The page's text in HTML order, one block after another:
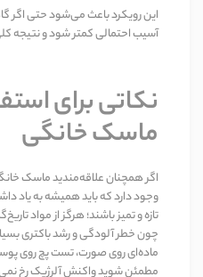
این رویکرد باعث می‌شود حتی اگر
آسیب احتمالی کمتر شود و نتیجه
نکاتی برای
ماسک خانگی
اگر همچنان علاقه‌مندید ماسک
وجود دارد که باید همیشه به یاد
تازه و تمیز باشند؛ هرگز از مواد
چون خطر آلودگی و رشد باکتری
ماده‌ای روی صورت، تست پچ روی
مطمئن شوید واکنش آلرژیک رخ